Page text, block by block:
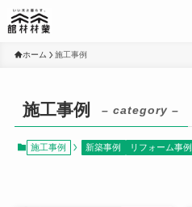
ホーム 施工事例
施工事例 – category –
施工事例 新築事例 リフォーム事例